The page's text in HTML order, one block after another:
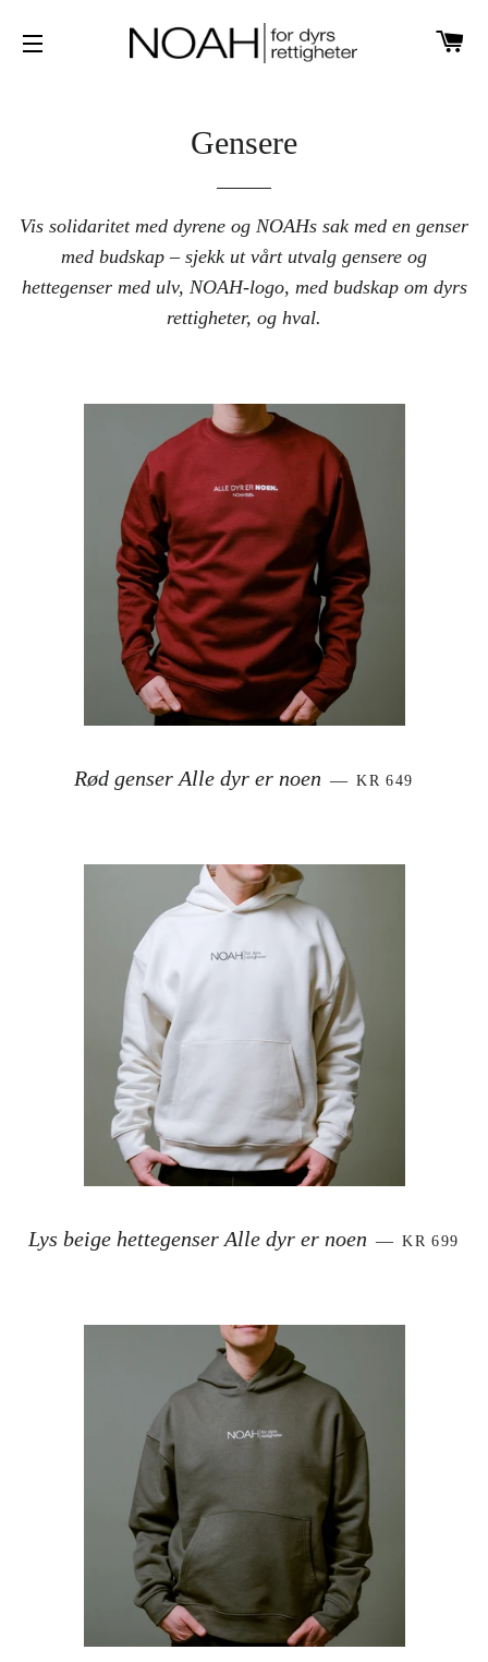
Gensere
Vis solidaritet med dyrene og NOAHs sak med en genser
med budskap – sjekk ut vårt utvalg gensere og
hettegenser med ulv, NOAH-logo, med budskap om dyrs
rettigheter, og hval.
Rød genser Alle dyr er noen — VANLIG PRIS
KR 649
Lys beige hettegenser Alle dyr er noen — VANLIG
KR 699